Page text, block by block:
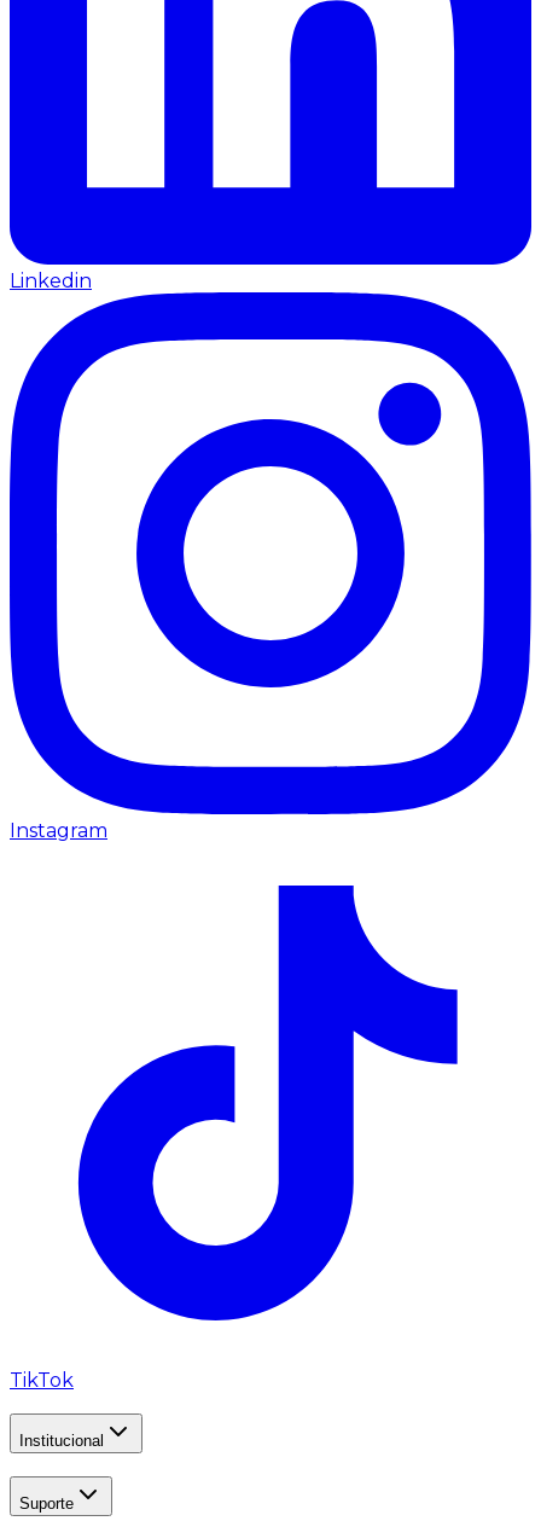
Linkedin
Instagram
TikTok
Institucional
Suporte